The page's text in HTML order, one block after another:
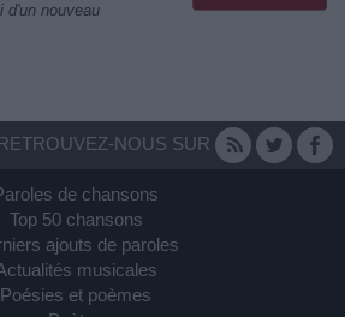
d'un nouveau
NOUS SUR
de chansons
Top 50 chansons
ajouts de paroles
musicales
Poésies et poèmes